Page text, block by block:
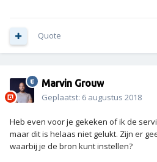
Quote
Marvin Grouw
Geplaatst: 6 augustus 2018
Heb even voor je gekeken of ik de
maar dit is helaas niet gelukt. Zijn er
waarbij je de bron kunt instellen?